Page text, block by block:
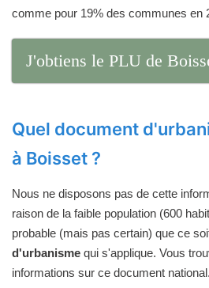
comme pour 19% des communes en
J'obtiens le PLU de
Quel document
à Boisset ?
Nous ne disposons pas de cette
raison de la faible population (600
probable (mais pas certain) que ce
d'urbanisme qui s'applique. Vous
informations sur ce document national.